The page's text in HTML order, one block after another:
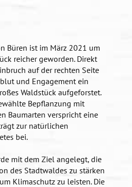
Büren ist im März 2021 um
reicher geworden. Direkt
auf der rechten Seite
und Engagement ein
Waldstück aufgeforstet.
Bepflanzung mit
Baumarten verspricht eine
zur natürlichen
bei.
mit dem Ziel angelegt, die
des Stadtwaldes zu stärken
Klimaschutz zu leisten. Die